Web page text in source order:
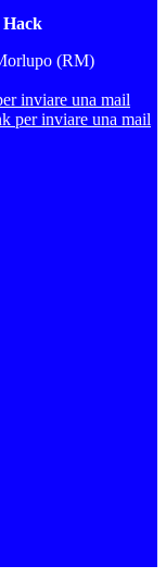
(RM)
inviare una mail
per inviare una mail